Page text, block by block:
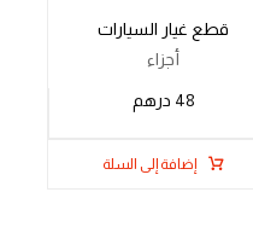
قطع غيار السيارات
أجزاء
48 درهم
إضافة إلى السلة